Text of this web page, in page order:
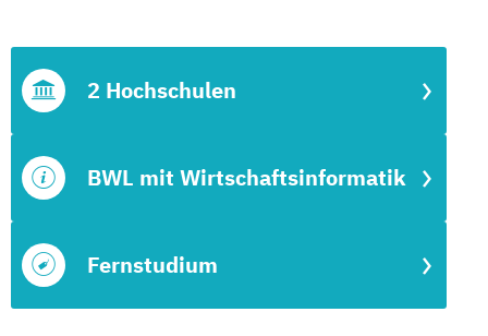
Fernstudium
BWL mit Wirtschaftsinformatik
2 Hochschulen